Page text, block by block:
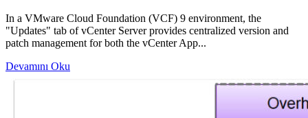
In a VMware Cloud Foundation (VCF) 9 environment, the
"Updates" tab of vCenter Server provides centralized version and
patch management for both the vCenter App...
Devamını Oku